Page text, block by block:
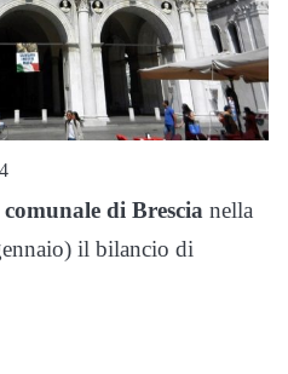
di Brescia nella
il bilancio di